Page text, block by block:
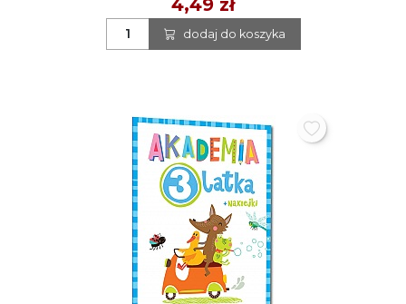
4,49 zł
dodaj do koszyka